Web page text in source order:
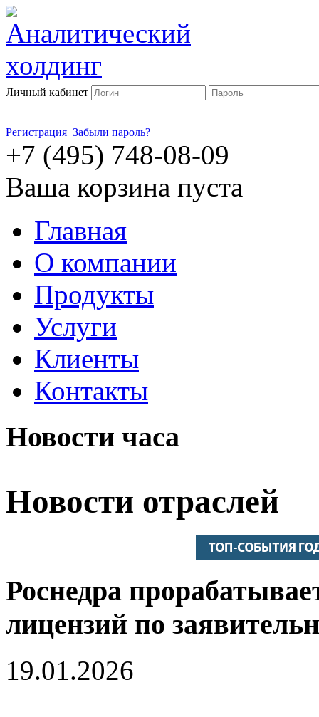
Личный кабинет
Регистрация Забыли пароль?
+7 (495) 748-08-09
Ваша корзина пуста
Главная
О компании
Продукты
Услуги
Клиенты
Контакты
Новости часа
Новости отраслей
Роснедра
лицензий по
19.01.2026